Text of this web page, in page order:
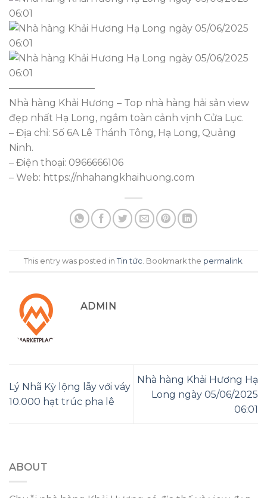
—————————
Nhà hàng Khải Hương – Top nhà hàng hải sản view
đẹp nhất Hạ Long, ngắm toàn cảnh vịnh Cửa Lục.
– Địa chỉ: Số 6A Lê Thánh Tông, Hạ Long, Quảng
Ninh.
– Điện thoại: 0966666106
– Web: https://nhahangkhaihuong.com
This entry was posted in Tin tức . Bookmark the permalink.
ADMIN
Lý Nhã Kỳ lộng lẫy với váy
10.000 hạt trúc pha lê
Nhà hàng Khải Hương Hạ
Long ngày 05/06/2025
06:01
ABOUT